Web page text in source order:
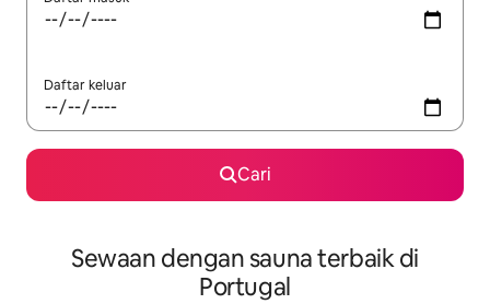
Daftar keluar
Cari
Sewaan dengan sauna terbaik di
Portugal